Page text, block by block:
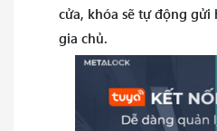
cửa, khóa sẽ tự động
gia chủ.